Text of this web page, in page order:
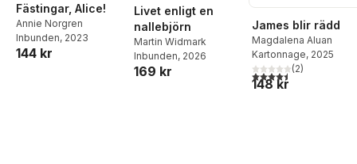
Fästingar, Alice!
Annie Norgren
Inbunden, 2023
144 kr
Livet enligt en
nallebjörn
Martin Widmark
Inbunden, 2026
169 kr
James blir rädd
Magdalena Aluan
Kartonnage, 2025
4,5utav 5 stjärnor.
(2)
148 kr